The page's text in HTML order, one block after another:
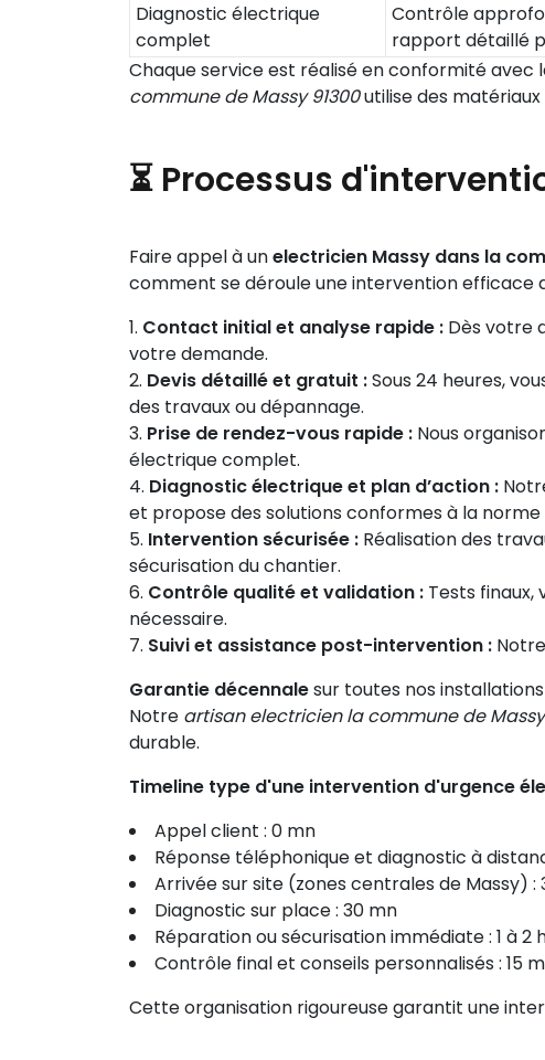
Diagnostic électrique
complet
Contrôle
rapport détaillé
Chaque service est réalisé en conformité avec
commune de Massy 91300utilise des
⏳ Processus
Faire appel à unelectricien Massy dans la
comment se déroule une intervention efficace
Contact initial et analyse rapide : Dès votre
votre demande.
Devis détaillé et gratuit :Sous 24 heures,
des travaux ou dépannage.
Prise de rendez-vous rapide : Nous
électrique complet.
Diagnostic électrique et plan d’action :
et propose des solutions conformes à la norme
Intervention sécurisée : Réalisation des
sécurisation du chantier.
Contrôle qualité et validation : Tests
nécessaire.
Suivi et assistance post-intervention :
Garantie décennalesur toutes nos
Notre artisan electricien la commune de Massy
durable.
Timeline type d'une intervention d'urgence
Appel client : 0 mn
Réponse téléphonique et diagnostic à
Arrivée sur site (zones centrales de Massy) :
Diagnostic sur place : 30 mn
Réparation ou sécurisation immédiate : 1 à
Contrôle final et conseils personnalisés : 15
Cette organisation rigoureuse garantit une